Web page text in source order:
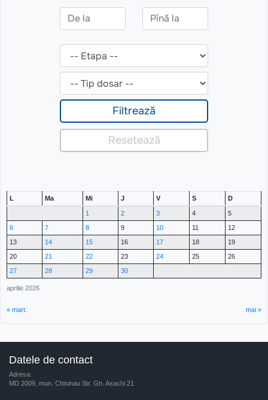
aprilie 2026
L Ma Mi J V S D
1 2 3 4
5
6
7 8 9 10 11
12
13
14 15 16 17 18
19
20
21 22 23 24 25
26
27
28 29 30
« mart. mai »
Datele de contact
Adresa:
MD 2009, mun. Chisinau Str. Gh. Asachi 21